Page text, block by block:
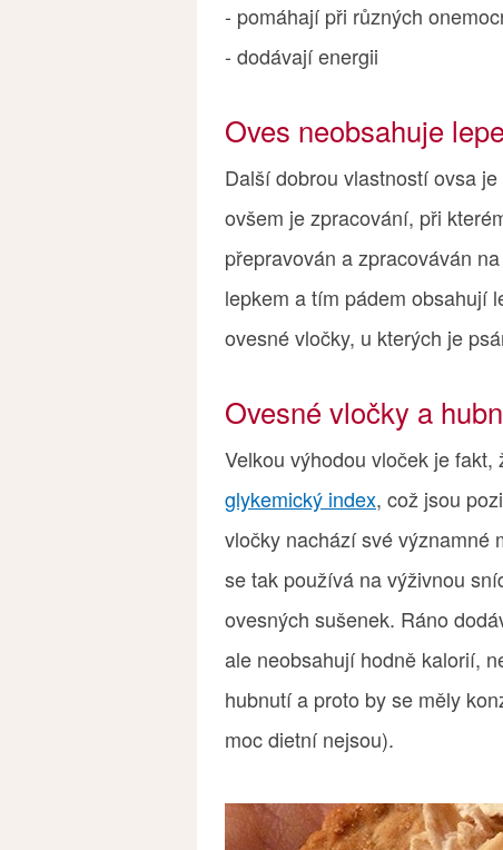
- pomáhají při různých
- dodávají energii
Oves neobsahuje
Další dobrou vlastností ovsa
ovšem je zpracování, při
přepravován a zpracováván
lepkem a tím pádem obsahují
ovesné vločky, u kterých je
Ovesné vločky a
Velkou výhodou vloček je
glykemický index, což jsou
vločky nachází své významné
se tak používá na výživnou
ovesných sušenek. Ráno
ale neobsahují hodně kalorií,
hubnutí a proto by se měly
moc dietní nejsou).